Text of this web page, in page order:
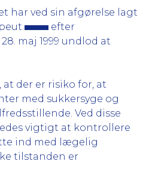
har ved sin afgørelse lagt
efter
maj 1999 undlod at
der er risiko for, at
med sukkersyge og
Ved disse
vigtigt at kontrollere
ind med lægelig
tilstanden er